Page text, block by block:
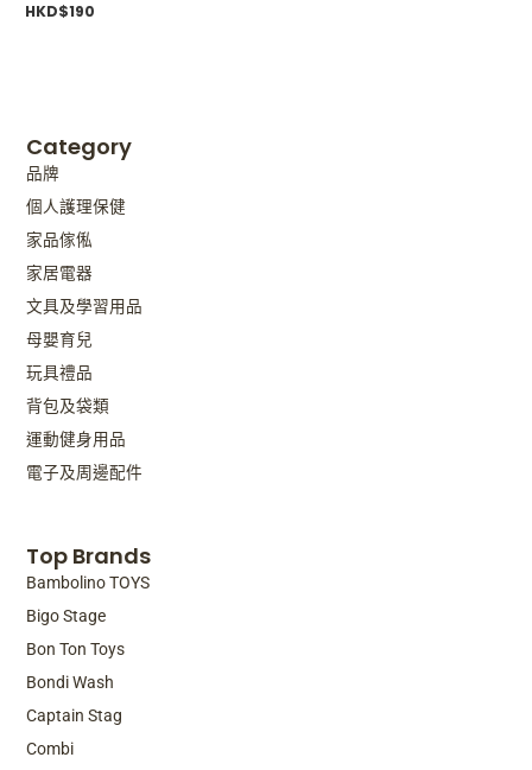
HKD$190
Top Brands
Bambolino TOYS
Bigo Stage
Bon Ton Toys
Bondi Wash
Captain Stag
Combi
Category
品牌
個人護理保健
家品傢俬
家居電器
文具及學習用品
母嬰育兒
玩具禮品
背包及袋類
運動健身用品
電子及周邊配件